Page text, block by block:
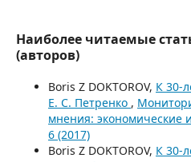
Наиболее читаемые
(авторов)
Boris Z DOKTOROV, К 30-
E. C. Петренко ,
мнения:
6 (2017)
Boris Z DOKTOROV, К 30-